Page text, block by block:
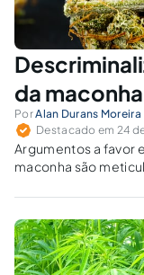
da maconha
PorAlan Durans Moreira
Destacado em 24
Argumentos a favor
maconha são
individual, a saúde